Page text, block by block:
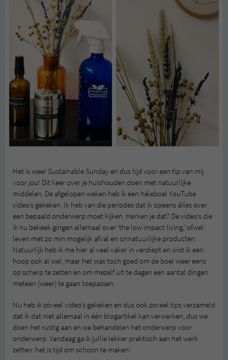
Het is weer Sustainable Sunday en dus tijd voor een tip van mij
voor jou! Dit keer over je huishouden doen met natuurlijke
middelen. De afgelopen weken heb ik een héleboel YouTube
video’s gekeken. Ik heb van die periodes dat ik opeens álles over
een bepaald onderwerp moet kijken. Herken je dat? De video’s die
ik nu bekeek gingen allemaal over ‘the low impact living,’ ofwel:
leven met zo min mogelijk afval en onnatuurlijke producten.
Natuurlijk heb ik me hier al veel vaker in verdiept en wist ik een
hoop ook al wel, maar het was toch goed om de boel weer eens
op scherp te zetten en om mezelf uit te dagen een aantal dingen
meteen (weer) te gaan toepassen.
Nu heb ik zóveel video’s gekeken en dus ook zoveel tips verzameld
dat ik dat niet allemaal in één blogartikel kan verwerken, dus we
doen het rustig aan en we behandelen het onderwerp voor
onderwerp. Vandaag ga ik jullie lekker praktisch aan het werk
zetten: het is tijd om schoon te maken!